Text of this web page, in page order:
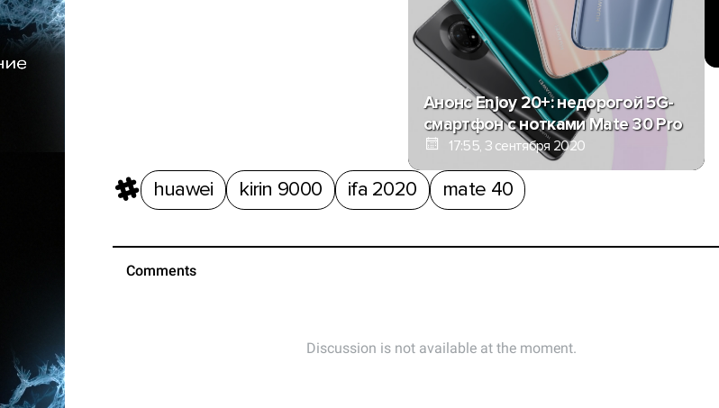
Анонс Enjoy 20+: недорогой 5G-
смартфон с нотками Mate 30 Pro
17:55, 3 сентября 2020
huawei kirin 9000 ifa 2020 mate 40